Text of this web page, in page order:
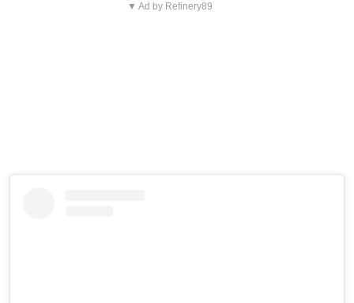
▼ Ad by Refinery89